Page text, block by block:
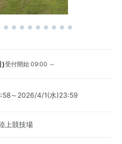
)受付開始 09:00 ～
～2026/4/1(水)23:59
上競技場